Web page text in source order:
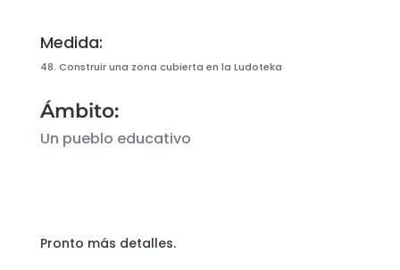
Medida:
48. Construir una zona cubierta en la Ludoteka
Ámbito:
Un pueblo educativo
Pronto más detalles.